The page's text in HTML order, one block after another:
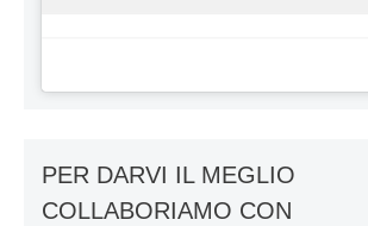
PER DARVI IL MEGLIO
COLLABORIAMO CON